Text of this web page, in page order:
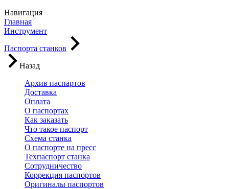
Навигация
Главная
Инструмент
Паспорта станков
Назад
Архив паспартов
Доставка
Оплата
О паспортах
Как заказать
Что такое паспорт
Схема станка
О паспорте на пресс
Техпаспорт станка
Сотрудничество
Коррекция паспортов
Оригиналы паспортов